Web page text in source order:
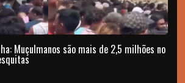
Muçulmanos são mais de 2,5 milhões no